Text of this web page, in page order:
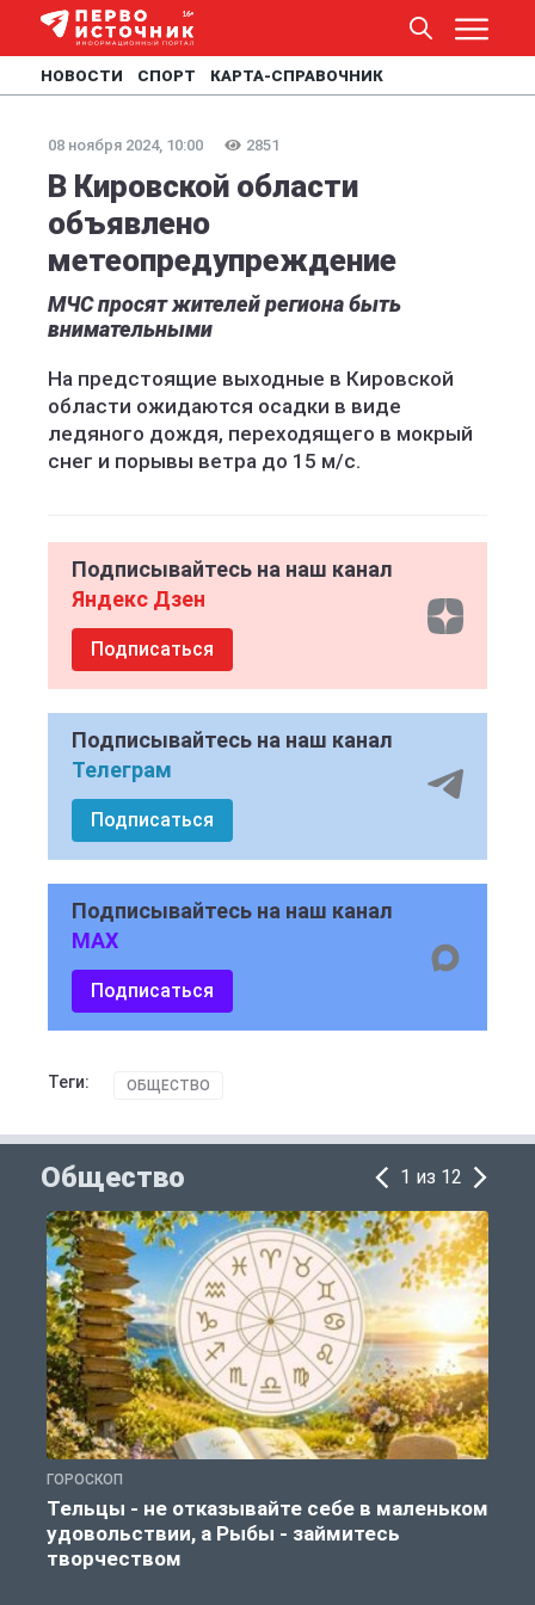
НОВОСТИ СПОРТ КАРТА-СПРАВОЧНИК
08 ноября 2024, 10:00 2851
В Кировской области
объявлено
метеопредупреждение
МЧС просят жителей региона быть
внимательными
На предстоящие выходные в Кировской
области ожидаются осадки в виде
ледяного дождя, переходящего в мокрый
снег и порывы ветра до 15 м/с.
Подписывайтесь на наш канал
Яндекс Дзен
Подписаться
Подписывайтесь на наш канал
Телеграм
Подписаться
Подписывайтесь на наш канал
MAX
Подписаться
Теги: ОБЩЕСТВО
Общество 1 из 12
ГОРОСКОП
Тельцы - не отказывайте себе в маленьком
удовольствии, а Рыбы - займитесь
творчеством